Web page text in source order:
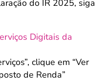
do IR 2025, siga
Digitais da
clique em “Ver
de Renda”